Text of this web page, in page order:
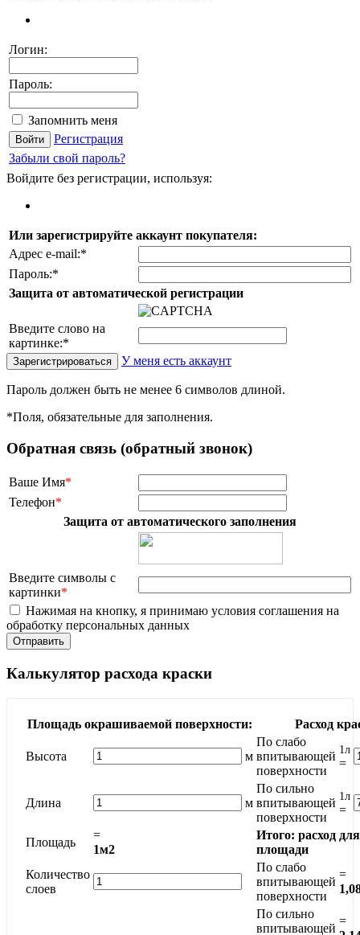
Логин:
Пароль:
Запомнить меня
Регистрация
Забыли свой пароль?
Войдите без регистрации, используя:
Или зарегистрируйте аккаунт покупателя:
Адрес e-mail:*
Пароль:*
Защита от автоматической регистрации
Введите слово на
картинке:*
У меня есть аккаунт
Пароль должен быть не менее 6 символов длиной.
*Поля, обязательные для заполнения.
Обратная связь (обратный звонок)
Ваше Имя*
Телефон*
Защита от автоматического заполнения
Введите символы с
картинки*
Нажимая на кнопку, я принимаю условия соглашения на
обработку персональных данных
Калькулятор расхода краски
Площадь окрашиваемой поверхности: Расход
Высота м
По слабо
впитывающей
поверхности
1л
=
Длина м
По сильно
впитывающей
поверхности
1л
=
Площадь
=
1м2
Итого: расход
площади
Количество
слоев
По слабо
впитывающей
поверхности
=
По сильно
впитывающей
=